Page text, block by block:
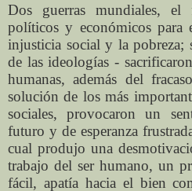
Dos guerras mundiales, el
políticos y económicos para
injusticia social y la pobreza;
de las ideologías -
humanas, además del
solución de los más
sociales, provocaron un
futuro y de esperanza
cual produjo una
trabajo del ser humano, un
fácil, apatía hacia el bien